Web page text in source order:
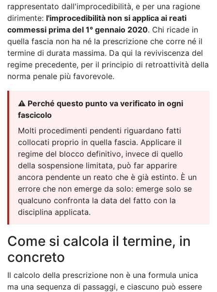
rappresentato dall'improcedibilità, e per una ragione
dirimente: l'improcedibilità non si applica ai reati
commessi prima del 1° gennaio 2020. Chi ricade in
quella fascia non ha né la prescrizione che corre né il
termine di durata massima. Da qui la reviviscenza del
regime precedente, per il principio di retroattività della
norma penale più favorevole.
⚠️ Perché questo punto va verificato in ogni
fascicolo
Molti procedimenti pendenti riguardano fatti
collocati proprio in quella fascia. Applicare il
regime del blocco definitivo, invece di quello
della sospensione limitata, può far apparire
ancora pendente un reato che è già estinto. È un
errore che non emerge da solo: emerge solo se
qualcuno confronta la data del fatto con la
disciplina applicata.
Come si calcola il termine, in
concreto
Il calcolo della prescrizione non è una formula unica
ma una sequenza di passaggi, e ciascuno può essere